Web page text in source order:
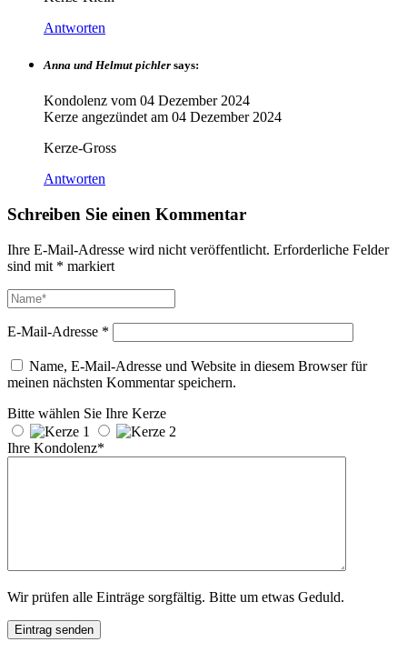
Antworten
Anna und Helmut pichler says:
Kondolenz vom 04 Dezember 2024
Kerze angezündet am 04 Dezember 2024
Kerze-Gross
Antworten
Schreiben Sie einen Kommentar
Ihre E-Mail-Adresse wird nicht veröffentlicht. Erforderliche Felder
sind mit * markiert
E-Mail-Adresse *
Name, E-Mail-Adresse und Website in diesem Browser für
meinen nächsten Kommentar speichern.
Bitte wählen Sie Ihre Kerze
Ihre Kondolenz*
Wir prüfen alle Einträge sorgfältig. Bitte um etwas Geduld.